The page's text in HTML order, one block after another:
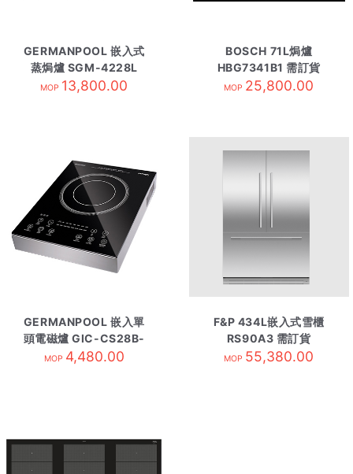
GERMANPOOL 嵌入式
蒸焗爐 SGM-4228L
MOP 13,800.00
BOSCH 71L焗爐
HBG7341B1 需訂貨
MOP 25,800.00
GERMANPOOL 嵌入單
頭電磁爐 GIC-CS28B-
S
MOP 4,480.00
F&P 434L嵌入式雪櫃
RS90A3 需訂貨
MOP 55,380.00